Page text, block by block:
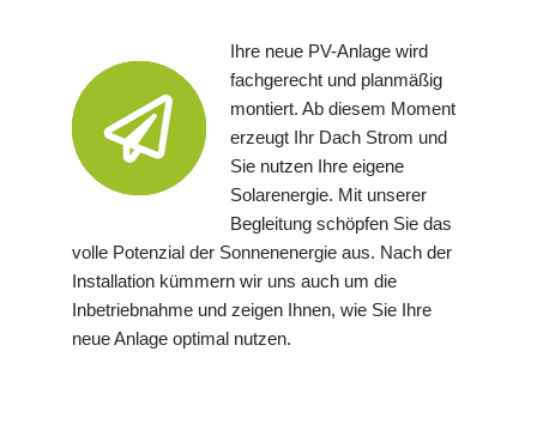
Ihre neue PV-Anlage wird
fachgerecht und planmäßig
montiert. Ab diesem Moment
erzeugt Ihr Dach Strom und
Sie nutzen Ihre eigene
Solarenergie. Mit unserer
Begleitung schöpfen Sie das
volle Potenzial der Sonnenenergie aus. Nach der
Installation kümmern wir uns auch um die
Inbetriebnahme und zeigen Ihnen, wie Sie Ihre
neue Anlage optimal nutzen.